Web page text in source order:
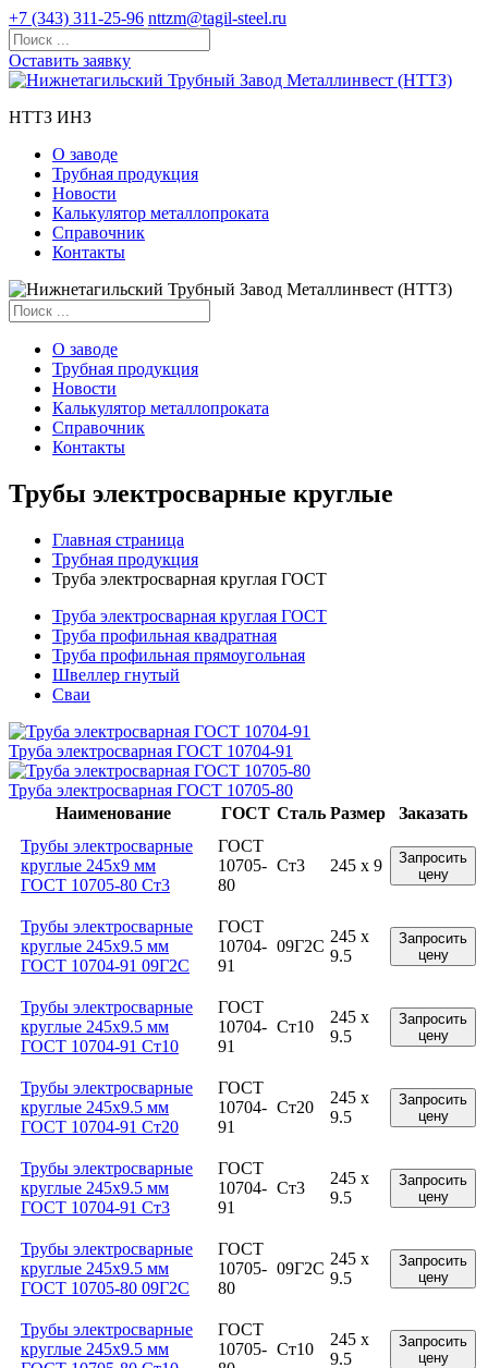
+7 (343) 311-25-96 nttzm@tagil-steel.ru
Оставить заявку
НТТЗ ИНЗ
О заводе
Трубная продукция
Новости
Калькулятор металлопроката
Справочник
Контакты
О заводе
Трубная продукция
Новости
Калькулятор металлопроката
Справочник
Контакты
Трубы электросварные круглые
Главная страница
Трубная продукция
Труба электросварная круглая ГОСТ
Труба электросварная круглая ГОСТ
Труба профильная квадратная
Труба профильная прямоугольная
Швеллер гнутый
Сваи
Труба электросварная ГОСТ 10704-91
Труба электросварная ГОСТ 10705-80
Наименование
ГОСТ Сталь Размер
Заказать
Трубы электросварные
круглые 245x9 мм
ГОСТ 10705-80 Ст3
ГОСТ
10705-
80
Ст3 245 x 9
Запросить
цену
Трубы электросварные
круглые 245x9.5 мм
ГОСТ 10704-91 09Г2С
ГОСТ
10704-
91
09Г2С
245 x
9.5
Запросить
цену
Трубы электросварные
круглые 245x9.5 мм
ГОСТ 10704-91 Ст10
ГОСТ
10704-
91
Ст10
245 x
9.5
Запросить
цену
Трубы электросварные
круглые 245x9.5 мм
ГОСТ 10704-91 Ст20
ГОСТ
10704-
91
Ст20
245 x
9.5
Запросить
цену
Трубы электросварные
круглые 245x9.5 мм
ГОСТ 10704-91 Ст3
ГОСТ
10704-
91
Ст3
245 x
9.5
Запросить
цену
Трубы электросварные
круглые 245x9.5 мм
ГОСТ 10705-80 09Г2С
ГОСТ
10705-
80
09Г2С
245 x
9.5
Запросить
цену
Трубы электросварные
круглые 245x9.5 мм
ГОСТ
10705- Ст10
245 x
9.5
Запросить
цену